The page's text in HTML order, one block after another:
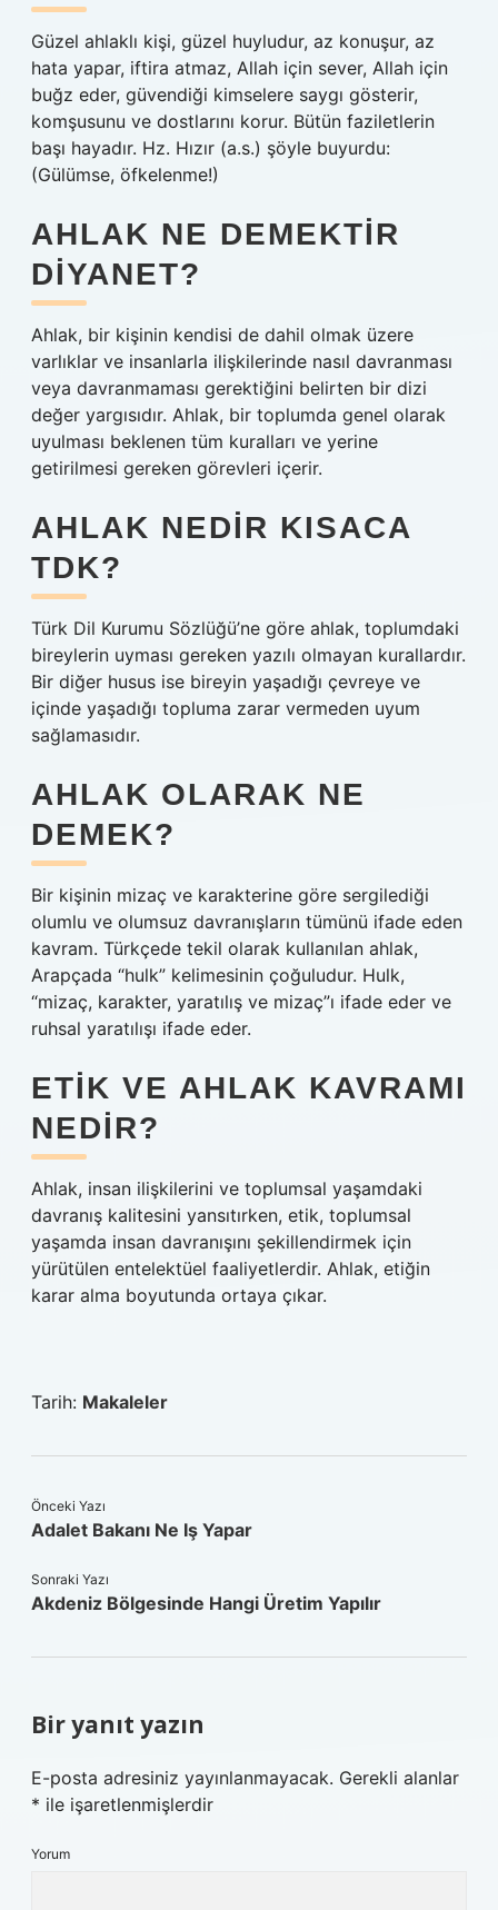
Güzel ahlaklı kişi, güzel huyludur, az konuşur, az
hata yapar, iftira atmaz, Allah için sever, Allah için
buğz eder, güvendiği kimselere saygı gösterir,
komşusunu ve dostlarını korur. Bütün faziletlerin
başı hayadır. Hz. Hızır (a.s.) şöyle buyurdu:
(Gülümse, öfkelenme!)
AHLAK NE DEMEKTIR
DIYANET?
Ahlak, bir kişinin kendisi de dahil olmak üzere
varlıklar ve insanlarla ilişkilerinde nasıl davranması
veya davranmaması gerektiğini belirten bir dizi
değer yargısıdır. Ahlak, bir toplumda genel olarak
uyulması beklenen tüm kuralları ve yerine
getirilmesi gereken görevleri içerir.
AHLAK NEDIR KISACA
TDK?
Türk Dil Kurumu Sözlüğü’ne göre ahlak, toplumdaki
bireylerin uyması gereken yazılı olmayan kurallardır.
Bir diğer husus ise bireyin yaşadığı çevreye ve
içinde yaşadığı topluma zarar vermeden uyum
sağlamasıdır.
AHLAK OLARAK NE
DEMEK?
Bir kişinin mizaç ve karakterine göre sergilediği
olumlu ve olumsuz davranışların tümünü ifade eden
kavram. Türkçede tekil olarak kullanılan ahlak,
Arapçada “hulk” kelimesinin çoğuludur. Hulk,
“mizaç, karakter, yaratılış ve mizaç”ı ifade eder ve
ruhsal yaratılışı ifade eder.
ETIK VE AHLAK KAVRAMI
NEDIR?
Ahlak, insan ilişkilerini ve toplumsal yaşamdaki
davranış kalitesini yansıtırken, etik, toplumsal
yaşamda insan davranışını şekillendirmek için
yürütülen entelektüel faaliyetlerdir. Ahlak, etiğin
karar alma boyutunda ortaya çıkar.
Tarih: Makaleler
Önceki Yazı
Adalet Bakanı Ne Iş Yapar
Sonraki Yazı
Akdeniz Bölgesinde Hangi Üretim Yapılır
Bir yanıt yazın
E-posta adresiniz yayınlanmayacak. Gerekli alanlar
* ile işaretlenmişlerdir
Yorum